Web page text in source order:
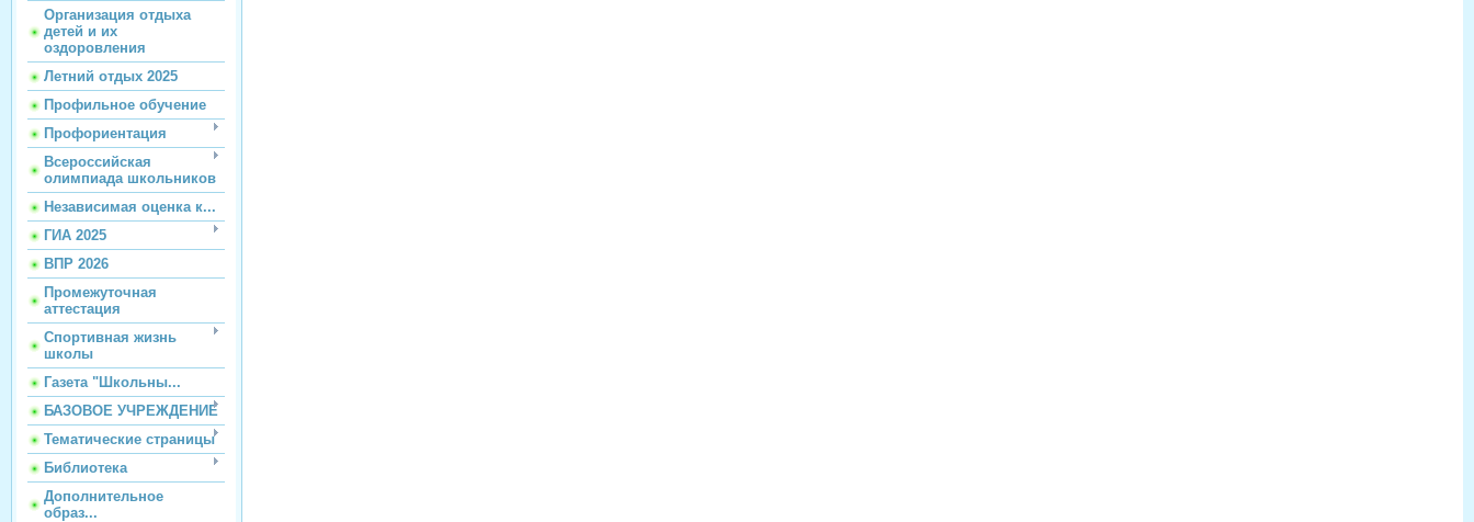
Организация отдыха
детей и их
оздоровления
Летний отдых 2025
Профильное обучение
Профориентация
Всероссийская
олимпиада школьников
Независимая оценка к...
ГИА 2025
ВПР 2026
Промежуточная
аттестация
Спортивная жизнь
школы
Газета "Школьны...
БАЗОВОЕ УЧРЕЖДЕНИЕ
Тематические страницы
Библиотека
Дополнительное
образ...